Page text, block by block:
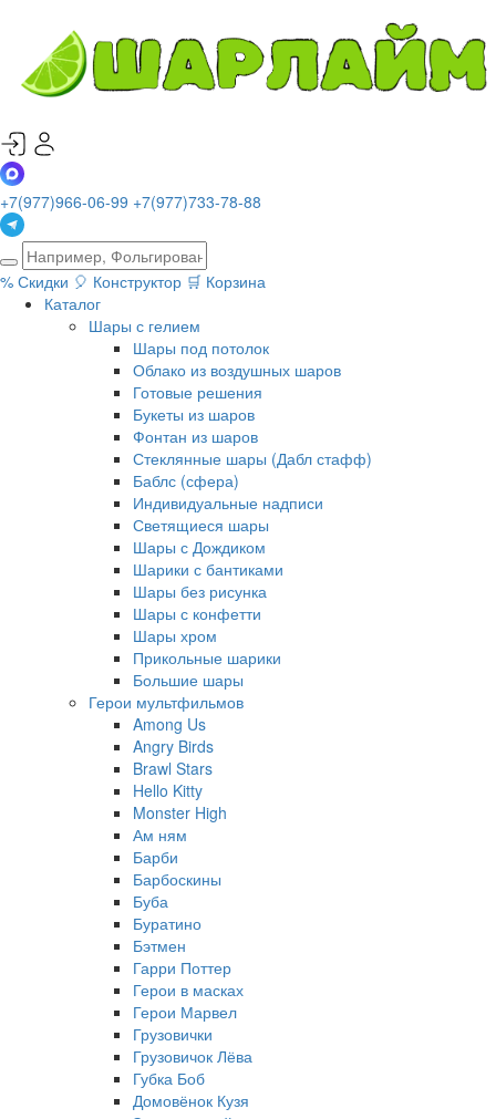
+7(977)966-06-99 +7(977)733-78-88
% Скидки 🎈 Конструктор 🛒 Корзина
Каталог
Шары с гелием
Шары под потолок
Облако из воздушных шаров
Готовые решения
Букеты из шаров
Фонтан из шаров
Стеклянные шары (Дабл стафф)
Баблс (сфера)
Индивидуальные надписи
Светящиеся шары
Шары с Дождиком
Шарики с бантиками
Шары без рисунка
Шары с конфетти
Шары хром
Прикольные шарики
Большие шары
Герои мультфильмов
Among Us
Angry Birds
Brawl Stars
Hello Kitty
Monster High
Ам ням
Барби
Барбоскины
Буба
Буратино
Бэтмен
Гарри Поттер
Герои в масках
Герои Марвел
Грузовички
Грузовичок Лёва
Губка Боб
Домовёнок Кузя